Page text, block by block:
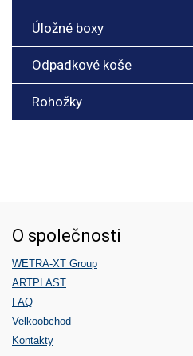
Úložné boxy
Odpadkové koše
Rohožky
O společnosti
WETRA-XT Group
ARTPLAST
FAQ
Velkoobchod
Kontakty